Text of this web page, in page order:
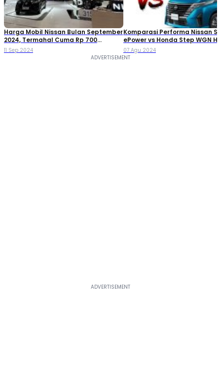
Harga Mobil Nissan Bulan September
2024, Termahal Cuma Rp 700
Jutaan!
11 Sep 2024
Komparasi Performa Nissan
ePower vs Honda Step WGN
Kamu Pilih Mana?
07 Agu 2024